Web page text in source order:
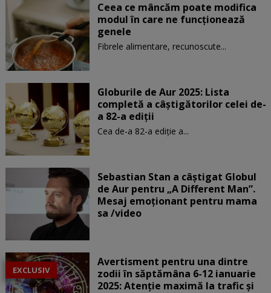
Ceea ce mâncăm poate modifica
modul în care ne funcţionează
genele
Fibrele alimentare, recunoscute...
Globurile de Aur 2025: Lista
completă a câștigătorilor celei de-
a 82-a ediții
Cea de-a 82-a ediție a...
Sebastian Stan a câștigat Globul
de Aur pentru „A Different Man”.
Mesaj emoționant pentru mama
sa /video
EXCLUSIV
Avertisment pentru una dintre
zodii în săptămâna 6-12 ianuarie
2025: Atenție maximă la trafic și